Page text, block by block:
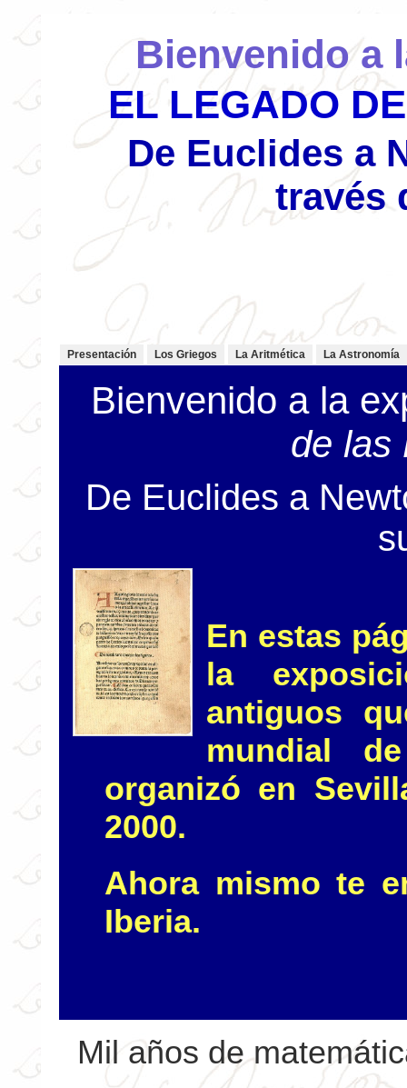
Bienvenido a
EL LEGADO
De Euclides a
través
Presentación Los Griegos La Aritmética La Astronomía
Bienvenido a la
de las
De Euclides a
En estas
la
antiguos
mundial
organizó en
2000.
Ahora mismo te
Iberia.
Mil años de